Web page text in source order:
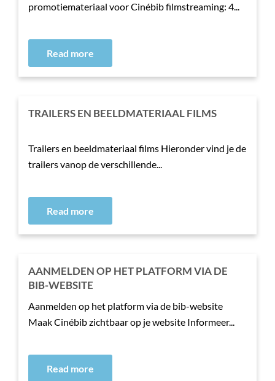
promotiemateriaal voor Cinébib filmstreaming: 4...
Read more
TRAILERS EN BEELDMATERIAAL FILMS
Trailers en beeldmateriaal films Hieronder vind je de
trailers vanop de verschillende...
Read more
AANMELDEN OP HET PLATFORM VIA DE
BIB-WEBSITE
Aanmelden op het platform via de bib-website
Maak Cinébib zichtbaar op je website Informeer...
Read more